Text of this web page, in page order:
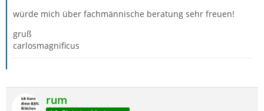
würde mich über fachmännische beratung sehr freuen!
gruß
carlosmagnificus
rum